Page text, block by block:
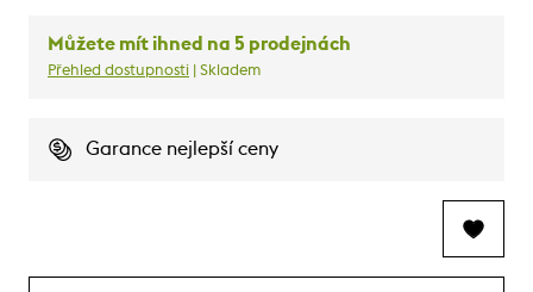
Můžete mít ihned na 5 prodejnách
Přehled dostupnosti | Skladem
Garance nejlepší ceny